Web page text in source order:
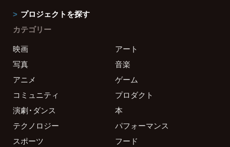
プロジェクトを探す
カテゴリー
映画
アート
写真
音楽
アニメ
ゲーム
コミュニティ
プロダクト
演劇・ダンス
本
テクノロジー
パフォーマンス
スポーツ
フード